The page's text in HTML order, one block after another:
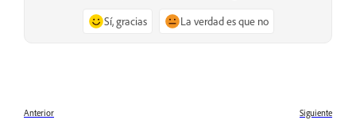
Sí, gracias La verdad es que no
Anterior Siguiente